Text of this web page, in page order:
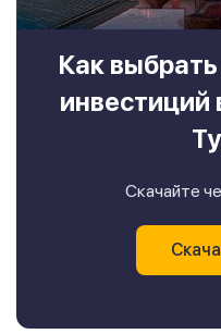
Как
Скачайте